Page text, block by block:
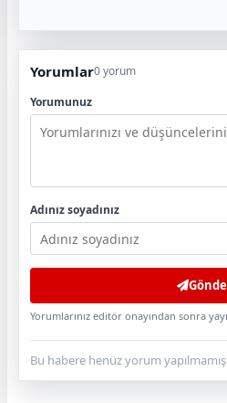
Yorumlar0 yorum
Yorumunuz
Adınız soyadınız
Yorumlarınız editör onayından sonra
Bu habere henüz yorum